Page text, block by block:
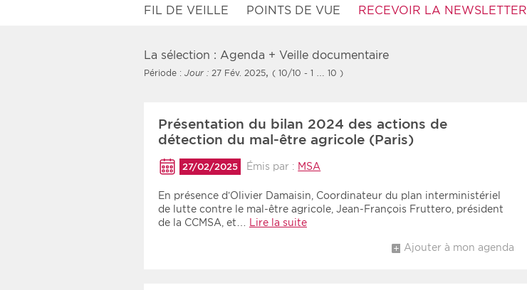
FIL DE VEILLE POINTS DE VUE RECEVOIR LA NEWSLETTER
Rendez-vous des 7 prochains jours
Communiqués des 10 derniers jours
Rendez-vous
La sélection : Agenda + Veille documentaire
Période : Jour : 27 Fév. 2025, ( 10/10 - 1 … 10 )
Présentation du bilan 2024 des actions de
détection du mal-être agricole (Paris)
27/02/2025 Émis par : MSA
En présence d’Olivier Damaisin, Coordinateur du plan interministériel
de lutte contre le mal-être agricole, Jean-François Fruttero, président
de la CCMSA, et…
Lire la suite
Ajouter à mon agenda